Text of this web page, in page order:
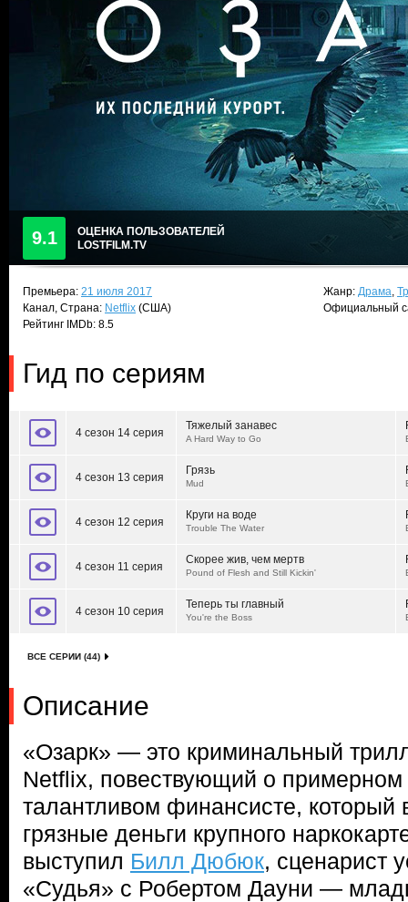
9.1
ОЦЕНКА ПОЛЬЗОВАТЕЛЕЙ
LOSTFILM.TV
Премьера: 21 июля 2017
Канал, Страна: Netflix (США)
Рейтинг IMDb: 8.5
Жанр: Драма,
Официальный
Гид по сериям
4 сезон 14 серия
Тяжелый занавес
A Hard Way to Go
4 сезон 13 серия
Грязь
Mud
4 сезон 12 серия
Круги на воде
Trouble The Water
4 сезон 11 серия
Скорее жив, чем мертв
Pound of Flesh and Still Kickin'
4 сезон 10 серия
Теперь ты главный
You're the Boss
ВСЕ СЕРИИ (44)
Описание
«Озарк» — это криминальный
Netflix, повествующий о
талантливом финансисте, который
грязные деньги крупного
выступил Билл Дюбюк, сценарист
«Судья» с Робертом Дауни —